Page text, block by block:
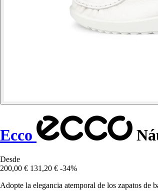
Ecco
Desde
200,00 € 131,20 € -34%
Adopte la elegancia atemporal de los zapatos de